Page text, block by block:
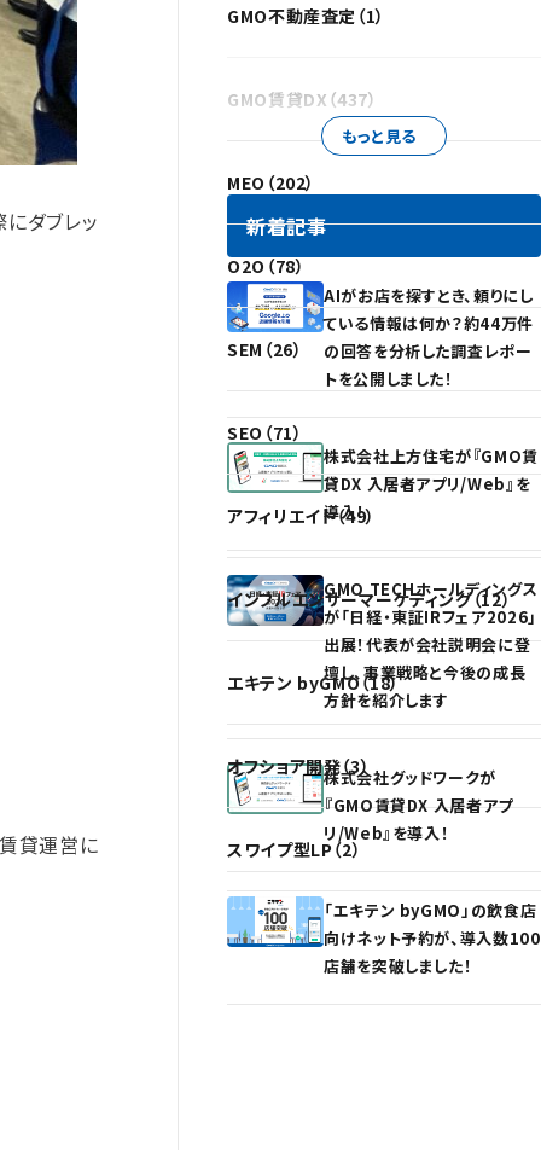
ダブレッ
貸運営に
GMO不動産査定（1）
GMO賃貸DX（437）
MEO（202）
O2O（78）
SEM（26）
SEO（71）
アフィリエイト（49）
インフルエンサーマーケティング（12）
エキテン byGMO（18）
オフショア開発（3）
スワイプ型LP（2）
もっと見る
新着記事
AIがお店を探すとき、頼りにし
ている情報は何か？約44万件
の回答を分析した調査レポー
トを公開しました！
株式会社上方住宅が『GMO賃
貸DX 入居者アプリ/Web』を
導入！
GMO TECHホールディングス
が「日経・東証IRフェア2026」
出展！代表が会社説明会に登
壇し、事業戦略と今後の成長
方針を紹介します
株式会社グッドワークが
『GMO賃貸DX 入居者アプ
リ/Web』を導入！
「エキテン byGMO」の飲食店
向けネット予約が、導入数100
店舗を突破しました！